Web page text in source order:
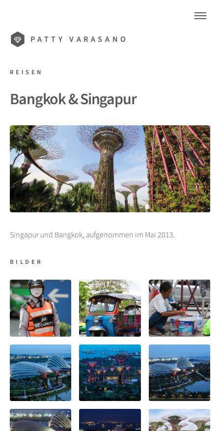
PATTY VARASANO
REISEN
Bangkok & Singapur
Singapur und Bangkok, aufgenommen im Mai 2013.
BILDER